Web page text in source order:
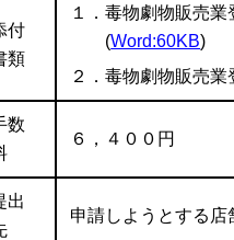
付
類
１．毒物劇物販売業
(Word:60KB)
２．毒物劇物販売業
数
６，４００円
出
申請しようとする店